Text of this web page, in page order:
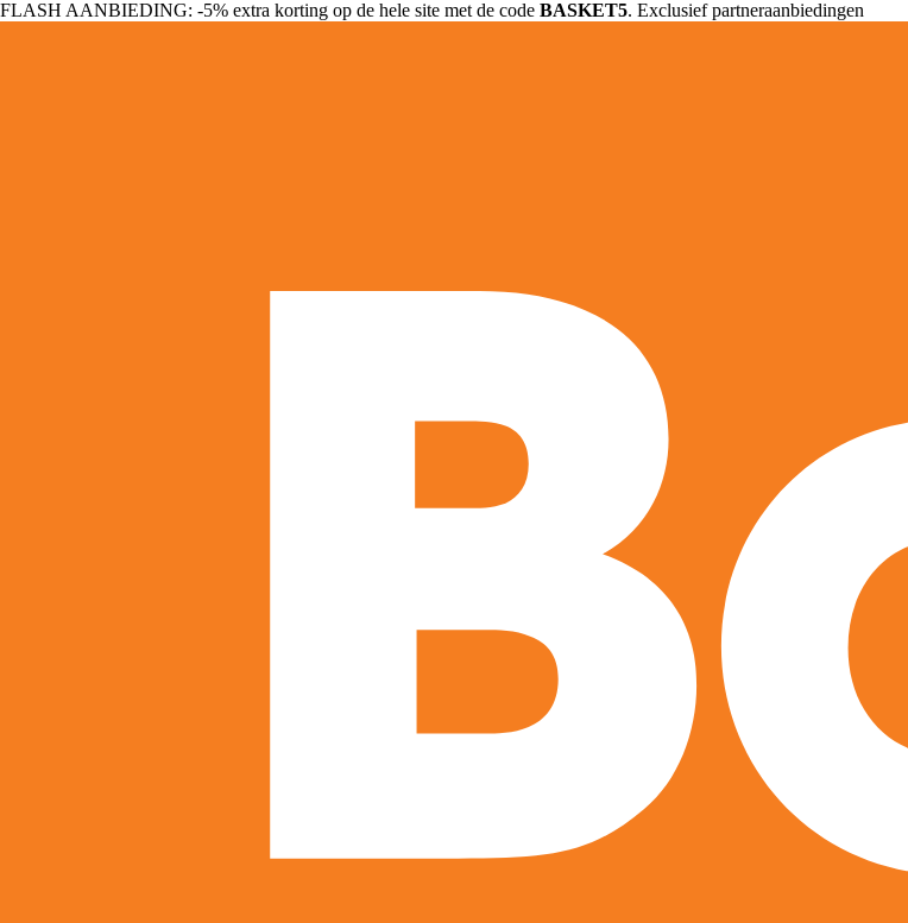
FLASH AANBIEDING: -5% extra korting op de hele site met de code BASKET5. Exclusief partneraanbiedingen